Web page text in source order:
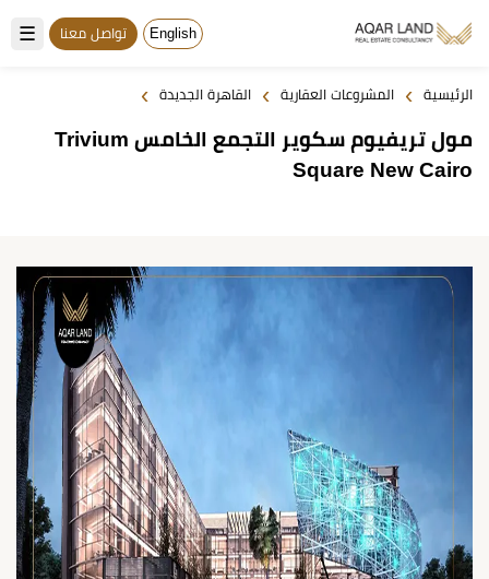
☰ English تواصل معنا
الرئيسية › المشروعات العقارية › القاهرة الجديدة ›
مول تريفيوم سكوير التجمع الخامس Trivium
Square New Cairo